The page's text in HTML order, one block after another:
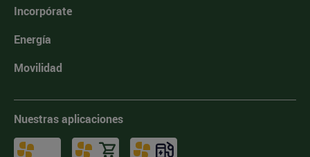
Incorpórate
Energía
Movilidad
Nuestras aplicaciones